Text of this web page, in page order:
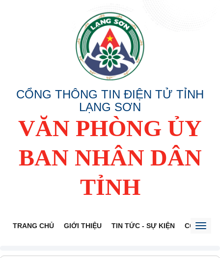
CỔNG THÔNG TIN ĐIỆN TỬ TỈNH
LẠNG SƠN
VĂN PHÒNG ỦY
BAN NHÂN DÂN
TỈNH
TRANG CHỦ GIỚI THIỆU TIN TỨC - SỰ KIỆN CỔNG